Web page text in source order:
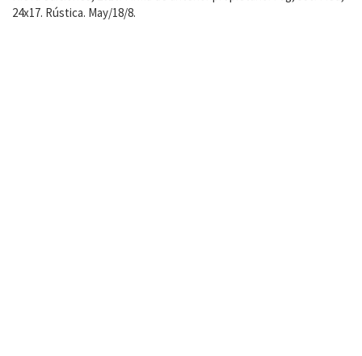
24x17. Rústica. May/18/8.